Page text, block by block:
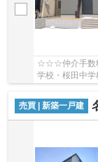
☆☆☆仲介手数
学校・桜田中学
売買 | 新築一戸建